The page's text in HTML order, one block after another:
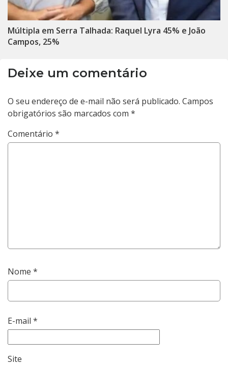
Múltipla em Serra Talhada: Raquel Lyra 45% e João
Campos, 25%
Deixe um comentário
O seu endereço de e-mail não será publicado. Campos
obrigatórios são marcados com *
Comentário *
Nome *
E-mail *
Site